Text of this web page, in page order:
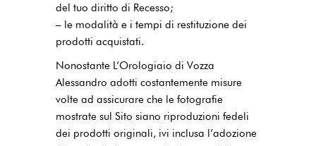
del tuo diritto di Recesso;
– le modalità e i tempi di restituzione dei
prodotti acquistati.
Nonostante L’Orologiaio di Vozza
Alessandro adotti costantemente misure
volte ad assicurare che le fotografie
mostrate sul Sito siano riproduzioni fedeli
dei prodotti originali, ivi inclusa l’adozione